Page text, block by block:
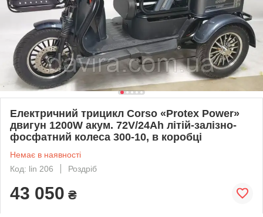
Електричний трицикл Corso «Protex Power»
двигун 1200W акум. 72V/24Ah літій-залізно-
фосфатний колеса 300-10, в коробці
Немає в наявності
Код: lin 206
Роздріб
43 050 ₴